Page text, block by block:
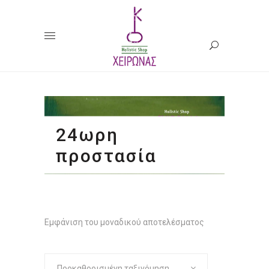
24ωρη
προστασία
Εμφάνιση του μοναδικού αποτελέσματος